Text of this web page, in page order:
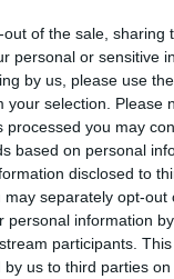
out of the sale, sharing
personal or sensitive
by us, please use
your selection. Please
processed you may
based on personal
disclosed to
may separately opt-out
personal information
participants.
by us to third parties on